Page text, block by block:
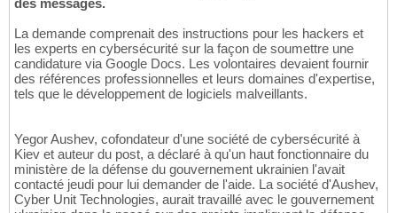
des messages.
La demande comprenait des instructions pour les hackers et
les experts en cybersécurité sur la façon de soumettre une
candidature via Google Docs. Les volontaires devaient fournir
des références professionnelles et leurs domaines d'expertise,
tels que le développement de logiciels malveillants.
Yegor Aushev, cofondateur d'une société de cybersécurité à
Kiev et auteur du post, a déclaré à qu'un haut fonctionnaire du
ministère de la défense du gouvernement ukrainien l'avait
contacté jeudi pour lui demander de l'aide. La société d'Aushev,
Cyber Unit Technologies, aurait travaillé avec le gouvernement